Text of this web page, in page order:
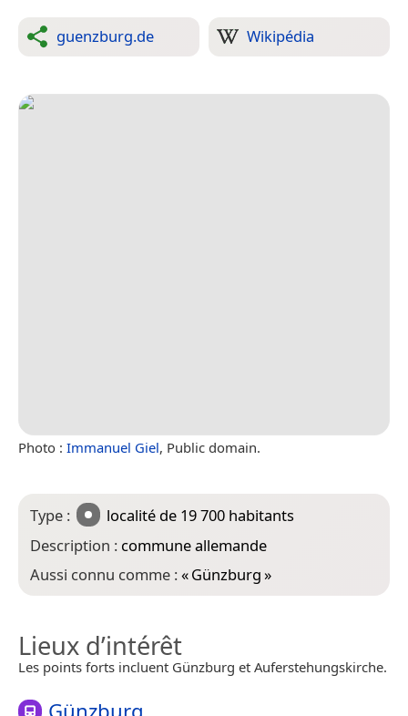
guenzburg.de Wikipédia
Photo : Immanuel Giel, Public domain.
Type : localité de 19 700 habitants
Description : commune allemande
Aussi connu comme :«Günzburg»
Lieux d’intérêt
Les points forts incluent Günzburg et Auferstehungskirche.